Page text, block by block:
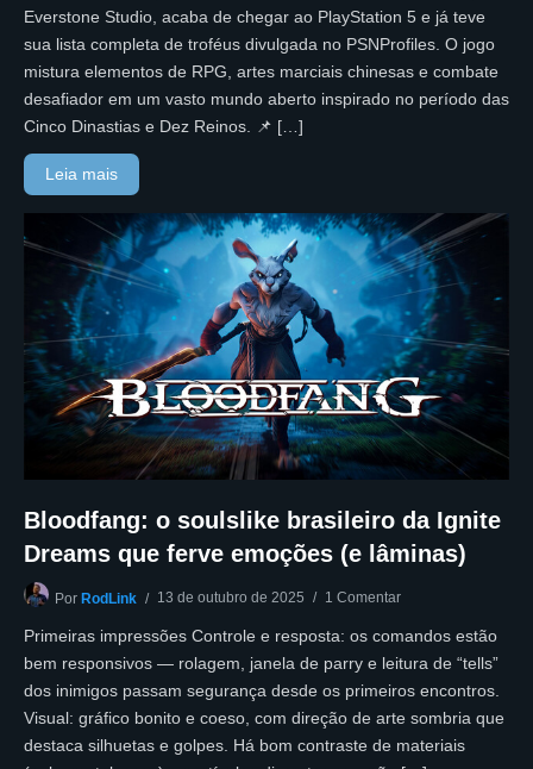
Everstone Studio, acaba de chegar ao PlayStation 5 e já teve
sua lista completa de troféus divulgada no PSNProfiles. O jogo
mistura elementos de RPG, artes marciais chinesas e combate
desafiador em um vasto mundo aberto inspirado no período das
Cinco Dinastias e Dez Reinos. 📌 […]
Leia mais
Bloodfang: o soulslike brasileiro da Ignite
Dreams que ferve emoções (e lâminas)
Por RodLink 13 de outubro de 2025 1 Comentar
Primeiras impressões Controle e resposta: os comandos estão
bem responsivos — rolagem, janela de parry e leitura de “tells”
dos inimigos passam segurança desde os primeiros encontros.
Visual: gráfico bonito e coeso, com direção de arte sombria que
destaca silhuetas e golpes. Há bom contraste de materiais